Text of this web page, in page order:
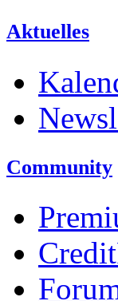
Aktuelles
Community